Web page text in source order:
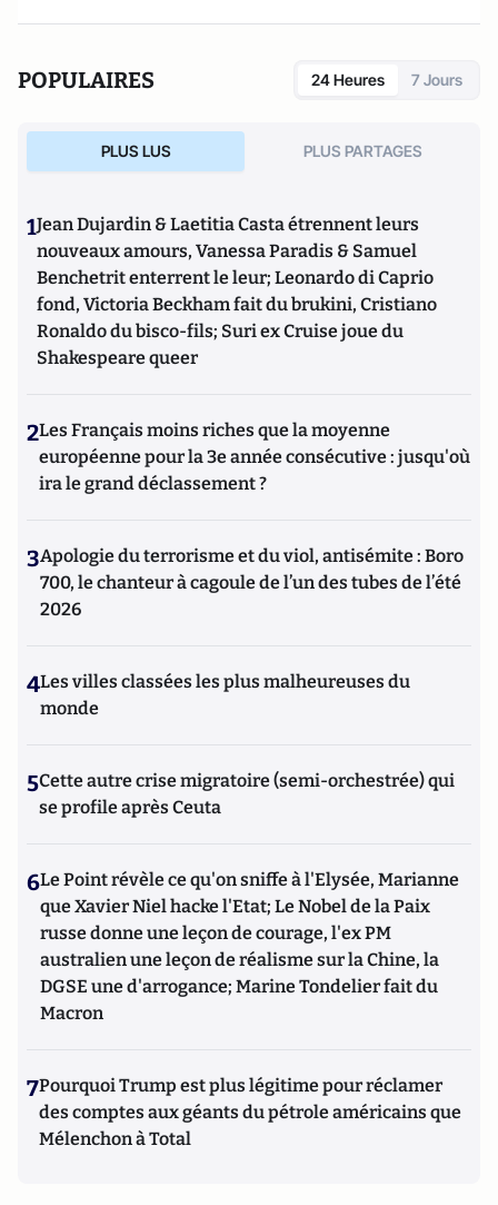
POPULAIRES 24 Heures 7 Jours
PLUS LUS PLUS PARTAGES
1Jean Dujardin & Laetitia Casta étrennent leurs
nouveaux amours, Vanessa Paradis & Samuel
Benchetrit enterrent le leur; Leonardo di Caprio
fond, Victoria Beckham fait du brukini, Cristiano
Ronaldo du bisco-fils; Suri ex Cruise joue du
Shakespeare queer
2Les Français moins riches que la moyenne
européenne pour la 3e année consécutive : jusqu'où
ira le grand déclassement ?
3Apologie du terrorisme et du viol, antisémite : Boro
700, le chanteur à cagoule de l’un des tubes de l’été
2026
4Les villes classées les plus malheureuses du
monde
5Cette autre crise migratoire (semi-orchestrée) qui
se profile après Ceuta
6Le Point révèle ce qu'on sniffe à l'Elysée, Marianne
que Xavier Niel hacke l'Etat; Le Nobel de la Paix
russe donne une leçon de courage, l'ex PM
australien une leçon de réalisme sur la Chine, la
DGSE une d'arrogance; Marine Tondelier fait du
Macron
7Pourquoi Trump est plus légitime pour réclamer
des comptes aux géants du pétrole américains que
Mélenchon à Total